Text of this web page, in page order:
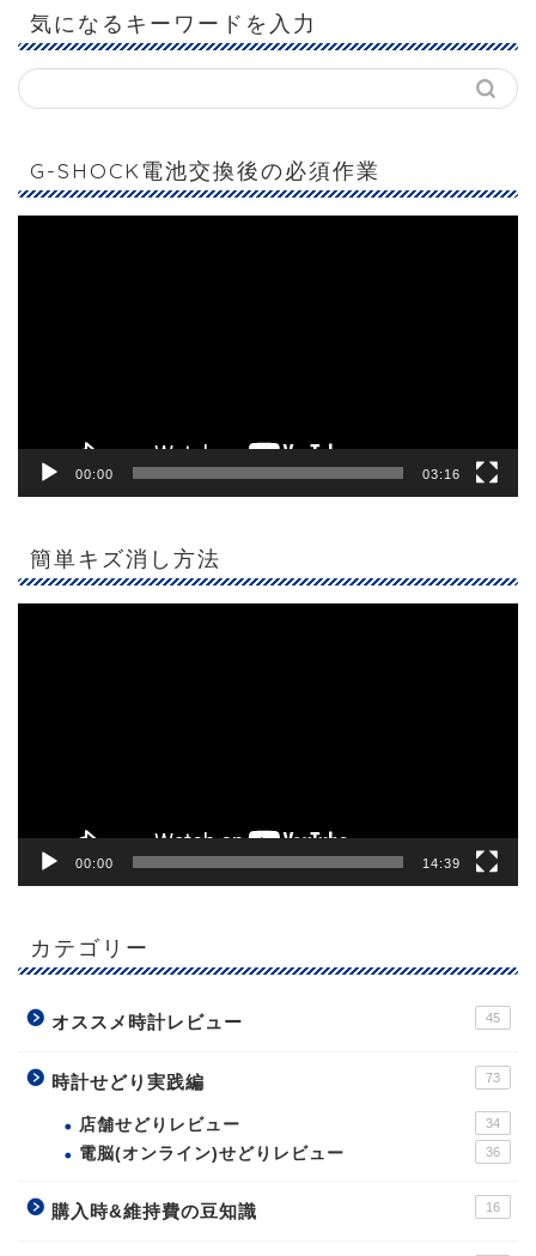
気になるキーワードを入力
G-SHOCK電池交換後の必須作業
00:00 03:16
簡単キズ消し方法
00:00 14:39
カテゴリー
オススメ時計レビュー 45
時計せどり実践編 73
店舗せどりレビュー 34
電脳(オンライン)せどりレビュー 36
購入時&維持費の豆知識 16